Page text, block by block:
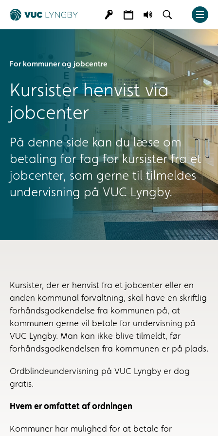
For kommuner og jobcentre
Kursister henvist via
jobcenter
På denne side kan du læse om
betaling for fag for kursister fra et
jobcenter, som gerne til tilmeldes
undervisning på VUC Lyngby.
Kursister, der er henvist fra et jobcenter eller en
anden kommunal forvaltning, skal have en skriftlig
forhåndsgodkendelse fra kommunen på, at
kommunen gerne vil betale for undervisning på
VUC Lyngby. Man kan ikke blive tilmeldt, før
forhåndsgodkendelsen fra kommunen er på plads.
Ordblindeundervisning på VUC Lyngby er dog
gratis.
Hvem er omfattet af ordningen
Kommuner har mulighed for at betale for